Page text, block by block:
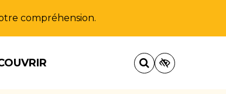
compréhension.